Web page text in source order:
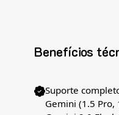
Benefícios
Suporte
Gemini (1.5 Pro,